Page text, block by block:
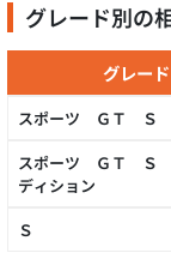
グレード別の
グレード
スポーツ ＧＴ Ｓ
スポーツ ＧＴ Ｓ
ディション
Ｓ